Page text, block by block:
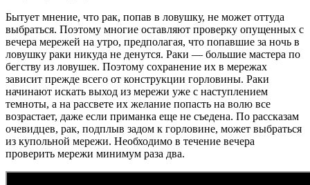
Бытует мнение, что рак, попав в ловушку, не может оттуда
выбраться. Поэтому многие оставляют проверку опущенных с
вечера мережей на утро, предполагая, что попавшие за ночь в
ловушку раки никуда не денутся. Раки — большие мастера по
бегству из ловушек. Поэтому сохранение их в мережах
зависит прежде всего от конструкции горловины. Раки
начинают искать выход из мережи уже с наступлением
темноты, а на рассвете их желание попасть на волю все
возрастает, даже если приманка еще не съедена. По рассказам
очевидцев, рак, подплыв задом к горловине, может выбраться
из купольной мережи. Необходимо в течение вечера
проверить мережи минимум раза два.